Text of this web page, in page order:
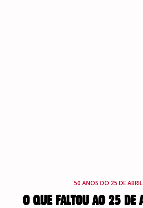
50 ANOS DO 25 DE ABRIL
O QUE FALTOU AO 25 DE